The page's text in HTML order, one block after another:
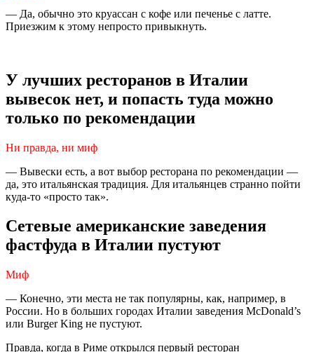
— Да, обычно это круассан с кофе или печенье с латте.
Приезжим к этому непросто привыкнуть.
У лучших ресторанов в Италии
вывесок нет, и попасть туда можно
только по рекомендации
Ни правда, ни миф
— Вывески есть, а вот выбор ресторана по рекомендации —
да, это итальянская традиция. Для итальянцев странно пойти
куда-то «просто так».
Сетевые американские заведения
фастфуда в Италии пустуют
Миф
— Конечно, эти места не так популярны, как, например, в
России. Но в больших городах Италии заведения McDonald’s
или Burger King не пустуют.
Правда, когда в Риме открылся первый ресторан